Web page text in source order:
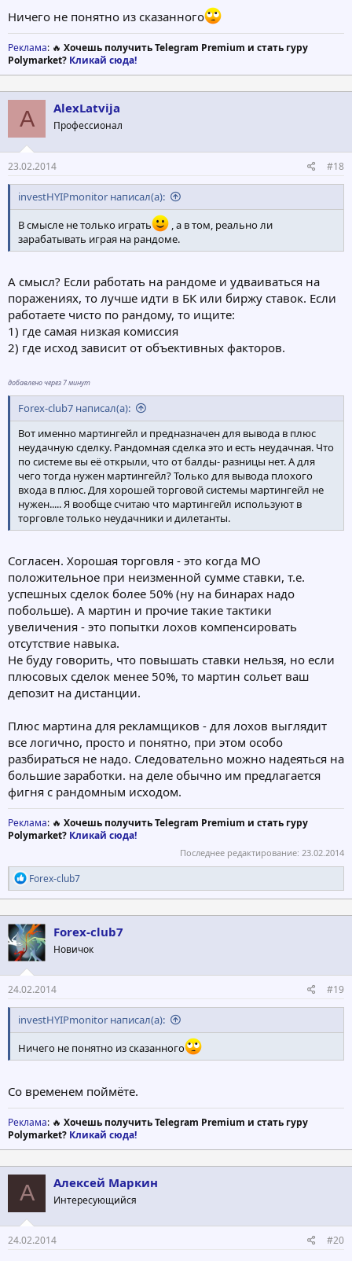
Ничего не понятно из сказанного
Реклама: 🔥 Хочешь получить Telegram Premium и стать гуру
Polymarket? Кликай сюда!
A AlexLatvija
Профессионал
23.02.2014 #18
investHYIPmonitor написал(а):
В смысле не только играть
, а в том, реально ли
зарабатывать играя на рандоме.
А смысл? Если работать на рандоме и удваиваться на
поражениях, то лучше идти в БК или биржу ставок. Если
работаете чисто по рандому, то ищите:
1) где самая низкая комиссия
2) где исход зависит от объективных факторов.
добавлено через 7 минут
Forex-club7 написал(а):
Вот именно мартингейл и предназначен для вывода в плюс
неудачную сделку. Рандомная сделка это и есть неудачная. Что
по системе вы её открыли, что от балды- разницы нет. А для
чего тогда нужен мартингейл? Только для вывода плохого
входа в плюс. Для хорошей торговой системы мартингейл не
нужен..... Я вообще считаю что мартингейл используют в
торговле только неудачники и дилетанты.
Согласен. Хорошая торговля - это когда МО
положительное при неизменной сумме ставки, т.е.
успешных сделок более 50% (ну на бинарах надо
побольше). А мартин и прочие такие тактики
увеличения - это попытки лохов компенсировать
отсутствие навыка.
Не буду говорить, что повышать ставки нельзя, но если
плюсовых сделок менее 50%, то мартин сольет ваш
депозит на дистанции.
Плюс мартина для рекламщиков - для лохов выглядит
все логично, просто и понятно, при этом особо
разбираться не надо. Следовательно можно надеяться на
большие заработки. на деле обычно им предлагается
фигня с рандомным исходом.
Реклама: 🔥 Хочешь получить Telegram Premium и стать гуру
Polymarket? Кликай сюда!
Последнее редактирование: 23.02.2014
Р
е
а
к
ц
и
и
:
Forex-club7
Forex-club7
Новичок
24.02.2014 #19
investHYIPmonitor написал(а):
Ничего не понятно из сказанного
Со временем поймёте.
Реклама: 🔥 Хочешь получить Telegram Premium и стать гуру
Polymarket? Кликай сюда!
А Алексей Маркин
Интересующийся
24.02.2014 #20